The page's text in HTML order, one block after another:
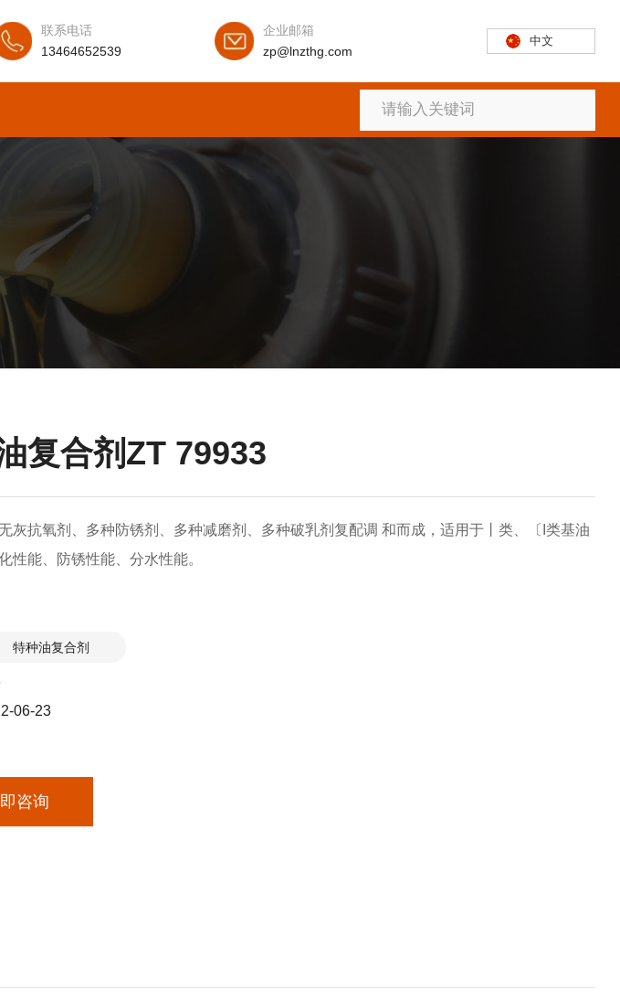
联系电话
13464652539
企业邮箱
zp@lnzthg.com
中文
复合剂ZT 79933
灰抗氧剂、多种防锈剂、多种减磨剂、多种破乳剂复配调 和而成，适用于丨类、〔I类基油
性能、防锈性能、分水性能。
特种油复合剂
06-23
咨询